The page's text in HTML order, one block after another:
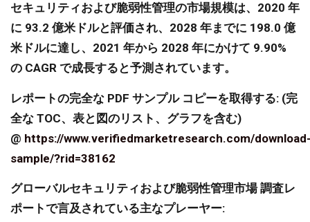
セキュリティおよび脆弱性管理の市場規模は、2020 年
に 93.2 億米ドルと評価され、2028 年までに 198.0 億
米ドルに達し、2021 年から 2028 年にかけて 9.90%
の CAGR で成長すると予測されています。
レポートの完全な PDF サンプル コピーを取得する: (完
全な TOC、表と図のリスト、グラフを含む)
@ https://www.verifiedmarketresearch.com/
sample/?rid=38162
グローバルセキュリティおよび脆弱性管理市場 調査レ
ポートで言及されている主なプレーヤー: